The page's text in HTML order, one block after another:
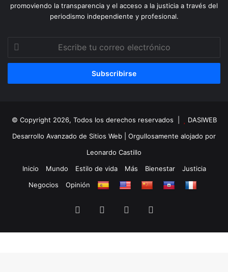
promoviendo la transparencia y el acceso a la justicia a través del
periodismo independiente y profesional.
Escribe
correo
© Copyright 2026, Todos los derechos reservados |
DASIWEB
Desarrollo Avanzado de Sitios Web | Orgullosamente alojado por
Leonardo Castillo
Inicio
Mundo Estilo de vida Más Bienestar
Justicia
Negocios
Opinión
Facebook YouTube